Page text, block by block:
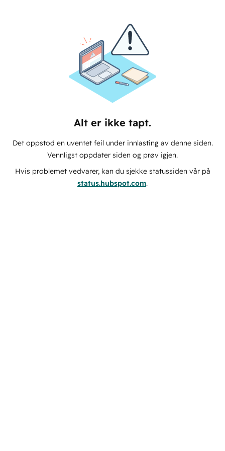
Alt er ikke tapt.
Det oppstod en uventet feil under innlasting av denne siden.
Vennligst oppdater siden og prøv igjen.
Hvis problemet vedvarer, kan du sjekke statussiden vår på
status.hubspot.com.